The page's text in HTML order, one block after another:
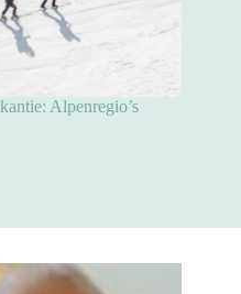
Alpenregio’s